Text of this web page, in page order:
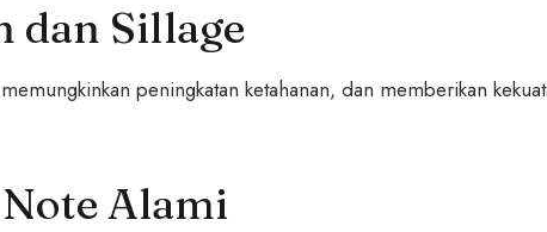
dan Sillage
peningkatan ketahanan, dan memberikan
Alami